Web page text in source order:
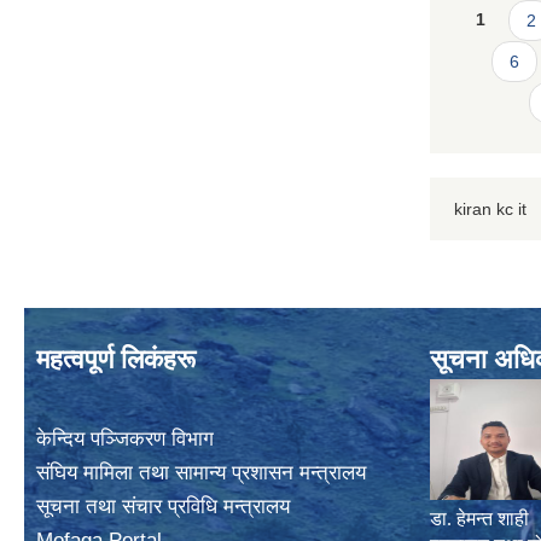
1 2
6
kiran kc it
महत्वपूर्ण लिकंहरू
केन्दिय पञ्जिकरण विभाग
संघिय मामिला तथा सामान्य प्रशासन मन्त्रालय
सूचना तथा संचार प्रविधि मन्त्रालय
सूचना
डा. हेमन्त शाही